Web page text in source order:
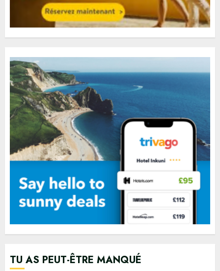
TU AS PEUT-ÊTRE MANQUÉ